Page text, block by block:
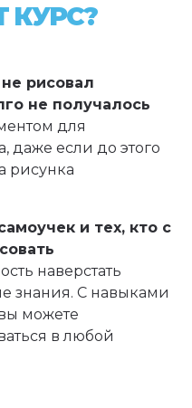
КУРС?
рисовал
не получалось
для
даже если до этого
рисунка
и тех, кто с
наверстать
знания. С навыками
можете
в любой